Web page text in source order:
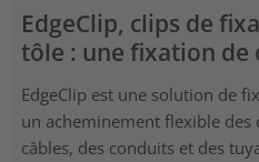
EdgeClip, clips de
tôle : une fixation de
EdgeClip est une solution de
un acheminement flexible des
câbles, des conduits et des